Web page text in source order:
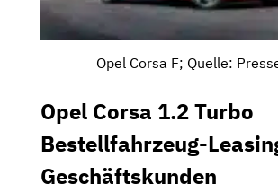
Opel Corsa F; Quelle:
Opel Corsa 1.2 Turbo
Bestellfahrzeug-
Geschäftskunden